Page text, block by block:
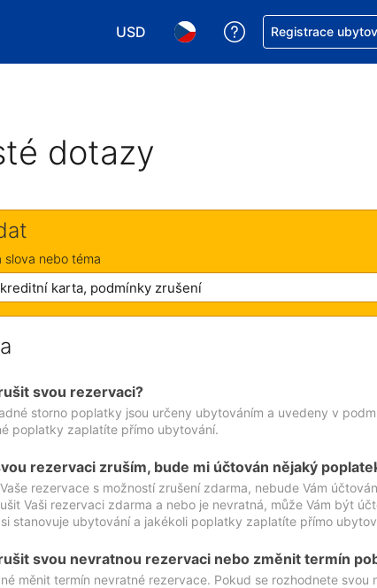
USD
Vyberte si měnu. Aktuálně zvolená
Vyberte si jazyk. Aktuálně
Asistence s
Registrace
dotazy
slova nebo téma
svou rezervaci?
storno poplatky jsou určeny ubytováním a uvedeny v
poplatky zaplatíte přímo ubytování.
rezervaci zruším, bude mi účtován nějaký
rezervace s možností zrušení zdarma, nebude Vám
Vaši rezervaci zdarma a nebo je nevratná, může Vám být
stanovuje ubytování a jakékoli poplatky zaplatíte přímo
svou nevratnou rezervaci nebo změnit termín
měnit termín nevratné rezervace. Pokud se rozhodnete